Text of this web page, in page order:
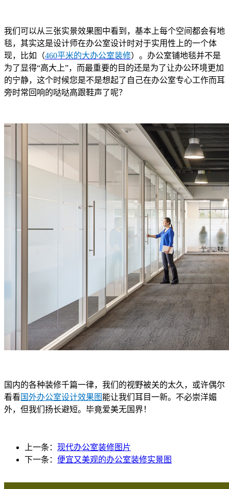
我们可以从三张实景效果图中看到，基本上每个空间都会有地
毯，其实这是设计师在办公室设计时对于实用性上的一个体
现，比如（460平米的大办公室装修）。办公室铺地毯并不是
为了显得“高大上”，而最重要的目的还是为了让办公环境更加
的宁静，这个时候您是不是想起了自己在办公室专心工作而耳
旁时常回响的哒哒高跟鞋声了呢？
国内的各种装修千篇一律，我们的视野被关的太久，或许偶尔
看看 国外办公室设计效果图 能让我们耳目一新。不必崇洋媚
外，但我们扬长避短。毕竟爱美无国界！
上一条： 现代办公室装修图片
下一条： 便宜又美观的办公室装修实景图